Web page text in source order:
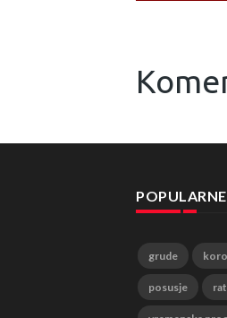
grude
posusje rat